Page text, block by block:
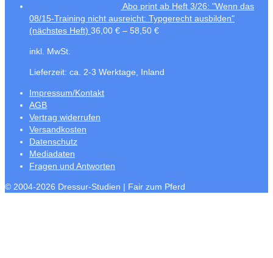
Abo print ab Heft 3/26: "Wenn das
08/15-Training nicht ausreicht: Typgerecht ausbilden"
(nächstes Heft) 36,00 € – 58,50 €
inkl. MwSt.
Lieferzeit: ca. 2-3 Werktage, Inland
Impressum/Kontakt
AGB
Vertrag widerrufen
Versandkosten
Datenschutz
Mediadaten
Fragen und Antworten
© 2004-2026 Dressur-Studien | Fair zum Pferd